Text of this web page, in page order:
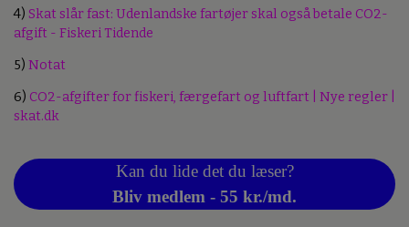
4) Skat slår fast: Udenlandske fartøjer skal også betale CO2-
afgift - Fiskeri Tidende
5) Notat
6) CO2-afgifter for fiskeri, færgefart og luftfart | Nye regler |
skat.dk
Kan du lide det du læser?
Bliv medlem - 55 kr./md.